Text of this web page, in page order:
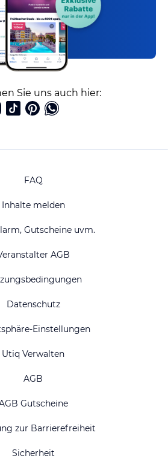
Sie uns auch hier:
FAQ
Inhalte melden
Gutscheine uvm.
AGB
Datenschutz
Einstellungen
Utiq Verwalten
AGB
Gutscheine
zur Barrierefreiheit
Sicherheit